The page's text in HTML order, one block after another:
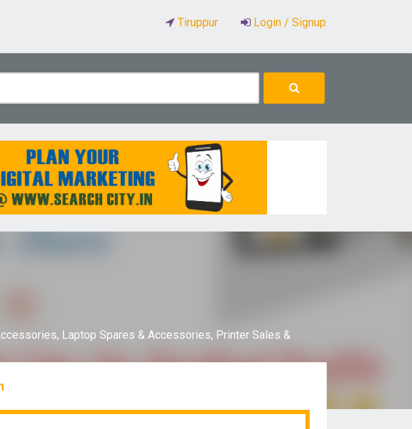
Tiruppur Login / Signup
Laptop Spares & Accessories, Printer Sales &